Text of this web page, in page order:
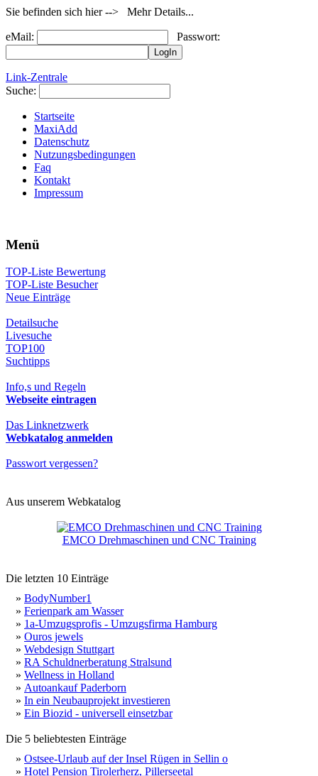
Sie befinden sich hier --> Mehr Details...
eMail: Passwort:
Link-Zentrale
Suche:
Startseite
MaxiAdd
Datenschutz
Nutzungsbedingungen
Faq
Kontakt
Impressum
Menü
TOP-Liste Bewertung
TOP-Liste Besucher
Neue Einträge
Detailsuche
Livesuche
TOP100
Suchtipps
Info,s und Regeln
Webseite eintragen
Das Linknetzwerk
Webkatalog anmelden
Passwort vergessen?
Aus unserem Webkatalog
EMCO Drehmaschinen und CNC Training
Die letzten 10 Einträge
» BodyNumber1
» Ferienpark am Wasser
» 1a-Umzugsprofis - Umzugsfirma Hamburg
» Ouros jewels
» Webdesign Stuttgart
» RA Schuldnerberatung Stralsund
» Wellness in Holland
» Autoankauf Paderborn
» In ein Neubauprojekt investieren
» Ein Biozid - universell einsetzbar
Die 5 beliebtesten Einträge
» Ostsee-Urlaub auf der Insel Rügen in Sellin o
» Hotel Pension Tirolerherz, Pillerseetal